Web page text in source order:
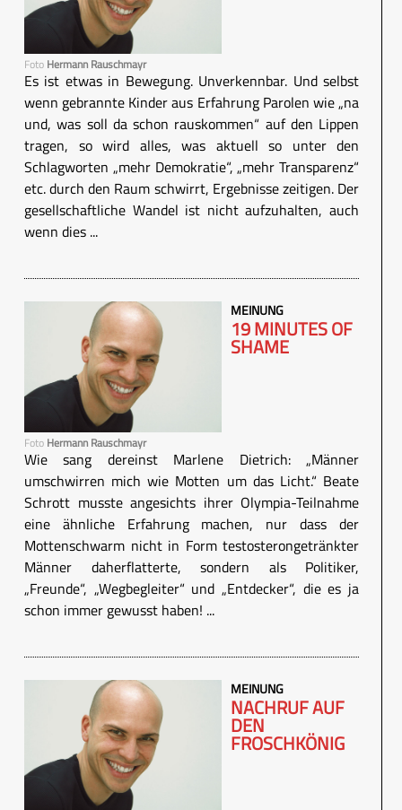
Foto Hermann Rauschmayr
Es ist etwas in Bewegung. Unverkennbar. Und selbst
wenn gebrannte Kinder aus Erfahrung Parolen wie „na
und, was soll da schon rauskommen“ auf den Lippen
tragen, so wird alles, was aktuell so unter den
Schlagworten „mehr Demokratie“, „mehr Transparenz“
etc. durch den Raum schwirrt, Ergebnisse zeitigen. Der
gesellschaftliche Wandel ist nicht aufzuhalten, auch
wenn dies ...
Foto Hermann Rauschmayr
MEINUNG
19 MINUTES OF
SHAME
Wie sang dereinst Marlene Dietrich: „Männer
umschwirren mich wie Motten um das Licht.“ Beate
Schrott musste angesichts ihrer Olympia-Teilnahme
eine ähnliche Erfahrung machen, nur dass der
Mottenschwarm nicht in Form testosterongetränkter
Männer daherflatterte, sondern als Politiker,
„Freunde“, „Wegbegleiter“ und „Entdecker“, die es ja
schon immer gewusst haben! ...
MEINUNG
NACHRUF AUF
DEN
FROSCHKÖNIG